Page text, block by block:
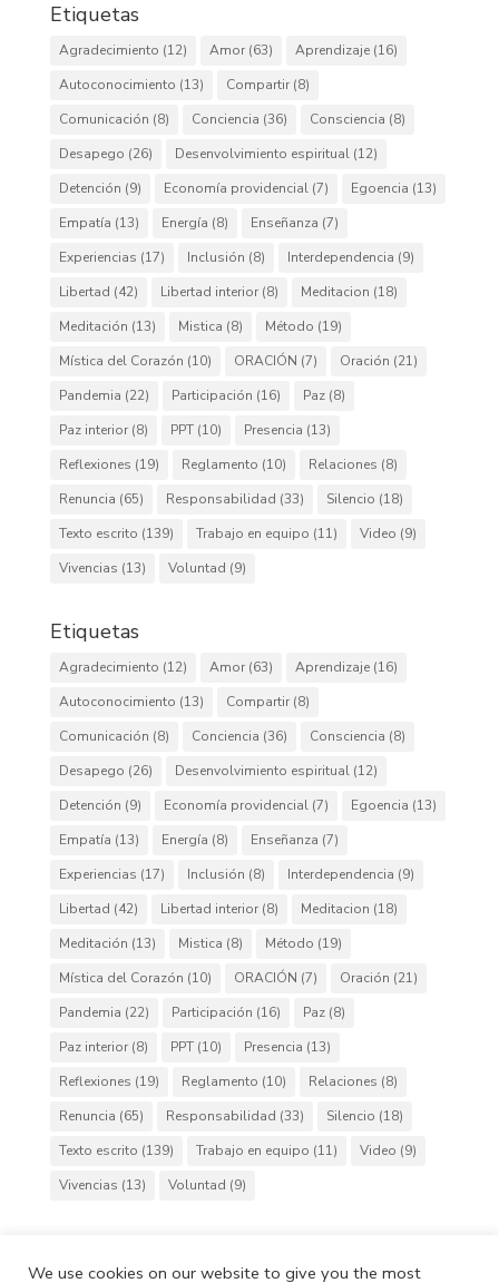
Etiquetas
Agradecimiento (12) Amor(63) Aprendizaje(16)
Autoconocimiento (13) Compartir(8)
Comunicación (8) Conciencia (36) Consciencia (8)
Desapego (26) Desenvolvimiento espiritual(12)
Detención (9) Economía providencial(7) Egoencia (13)
Empatía (13) Energía (8) Enseñanza (7)
Experiencias (17) Inclusión (8) Interdependencia (9)
Libertad (42) Libertad interior(8) Meditacion (18)
Meditación (13) Mistica (8) Método (19)
Mística del Corazón (10) ORACIÓN (7) Oración (21)
Pandemia (22) Participación (16) Paz(8)
Paz interior(8) PPT(10) Presencia (13)
Reflexiones (19) Reglamento (10) Relaciones (8)
Renuncia (65) Responsabilidad (33) Silencio (18)
Texto escrito (139) Trabajo en equipo (11) Video (9)
Vivencias (13) Voluntad (9)
Etiquetas
Agradecimiento (12) Amor(63) Aprendizaje(16)
Autoconocimiento (13) Compartir(8)
Comunicación (8) Conciencia (36) Consciencia (8)
Desapego (26) Desenvolvimiento espiritual(12)
Detención (9) Economía providencial(7) Egoencia (13)
Empatía (13) Energía (8) Enseñanza (7)
Experiencias (17) Inclusión (8) Interdependencia (9)
Libertad (42) Libertad interior(8) Meditacion (18)
Meditación (13) Mistica (8) Método (19)
Mística del Corazón (10) ORACIÓN (7) Oración (21)
Pandemia (22) Participación (16) Paz(8)
Paz interior(8) PPT(10) Presencia (13)
Reflexiones (19) Reglamento (10) Relaciones (8)
Renuncia (65) Responsabilidad (33) Silencio (18)
Texto escrito (139) Trabajo en equipo (11) Video (9)
Vivencias (13) Voluntad (9)
We use cookies on our website to give you the most